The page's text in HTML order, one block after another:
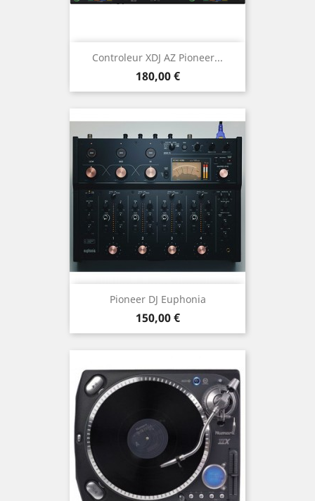
Controleur XDJ AZ Pioneer...
Prix
180,00 €
Pioneer DJ Euphonia
Prix
150,00 €